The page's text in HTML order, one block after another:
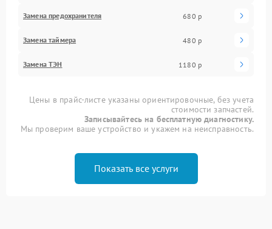
Замена предохранителя 680 р
Замена таймера 480 р
Замена ТЭН 1180 р
Цены в прайс-листе указаны ориентировочные, без учета
стоимости запчастей.
Записывайтесь на бесплатную диагностику.
Мы проверим ваше устройство и укажем на неисправность.
Показать все услуги